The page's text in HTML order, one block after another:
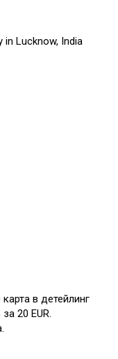
in Lucknow, India
в детейлинг
20 EUR.